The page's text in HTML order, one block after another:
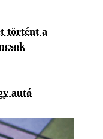
történt a
autó